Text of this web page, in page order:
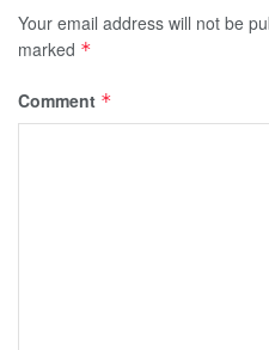
Your email address will not be
marked *
Comment *